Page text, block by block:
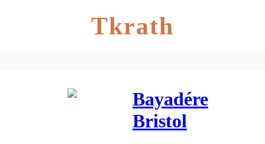
Tkrath
Bayadére
Bristol